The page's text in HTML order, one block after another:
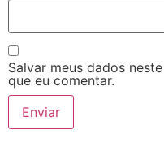
Salvar meus dados
que eu comentar.